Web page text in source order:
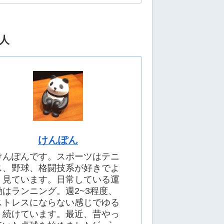
けんぽん
んぽんです。スポーツはテニ
、野球、格闘技系が好きでよ
見ています。日常している運
はランニング。週2~3程度、
トレスにならない感じでゆる
続けています。最近、昔やっ